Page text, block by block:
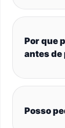
Por que
antes de
Posso